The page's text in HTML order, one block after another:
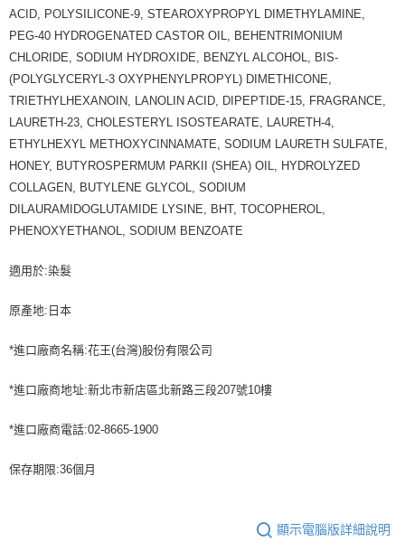
ACID, POLYSILICONE-9, STEAROXYPROPYL DIMETHYLAMINE,
PEG-40 HYDROGENATED CASTOR OIL, BEHENTRIMONIUM
CHLORIDE, SODIUM HYDROXIDE, BENZYL ALCOHOL, BIS-
(POLYGLYCERYL-3 OXYPHENYLPROPYL) DIMETHICONE,
TRIETHYLHEXANOIN, LANOLIN ACID, DIPEPTIDE-15, FRAGRANCE,
LAURETH-23, CHOLESTERYL ISOSTEARATE, LAURETH-4,
ETHYLHEXYL METHOXYCINNAMATE, SODIUM LAURETH SULFATE,
HONEY, BUTYROSPERMUM PARKII (SHEA) OIL, HYDROLYZED
COLLAGEN, BUTYLENE GLYCOL, SODIUM
DILAURAMIDOGLUTAMIDE LYSINE, BHT, TOCOPHEROL,
PHENOXYETHANOL, SODIUM BENZOATE
適用於:染髮
原產地:日本
*進口廠商名稱:花王(台灣)股份有限公司
*進口廠商地址:新北市新店區北新路三段207號10樓
*進口廠商電話:02-8665-1900
保存期限:36個月
顯示電腦版詳細說明